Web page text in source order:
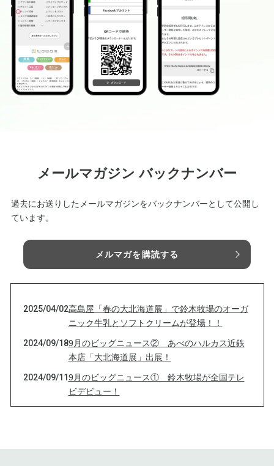
メールマガジン バックナンバー
過去にお送りしたメールマガジンをバックナンバーとして公開し
ています。
メルマガを購読する
2025/04/02高島屋「春の大北海道展」で鈴木牧場のオーガ
ニック牛乳とソフトクリームが登場！！
2024/09/189月のビッグニュース② あべのハルカス近鉄
本店「大北海道展」出展！
2024/09/119月のビッグニュース① 鈴木牧場が全国テレ
ビデビュー！